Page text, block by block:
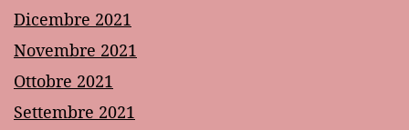
Dicembre 2021
Novembre 2021
Ottobre 2021
Settembre 2021